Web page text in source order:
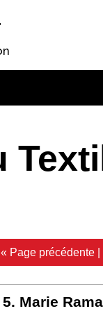
« Page précédente|
Marie